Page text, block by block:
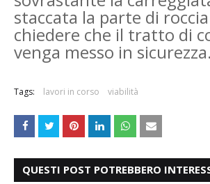
staccata la parte di
chiedere che il tratto di
venga messo in sicurezza.
Tags: lavori in corso viabilità
QUESTI POST POTREBBERO